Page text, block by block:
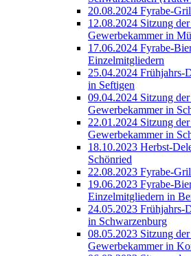
20.08.2024 Fyrabe-
12.08.2024 Sitzung
Gewerbekammer in
17.06.2024 Fyrabe-
Einzelmitgliedern
25.04.2024 Frühjahrs-
in Seftigen
09.04.2024 Sitzung
Gewerbekammer in
22.01.2024 Sitzung
Gewerbekammer in
18.10.2023 Herbst-
Schönried
22.08.2023 Fyrabe-
19.06.2023 Fyrabe-
Einzelmitgliedern in
24.05.2023 Frühjahrs-
in Schwarzenburg
08.05.2023 Sitzung
Gewerbekammer in